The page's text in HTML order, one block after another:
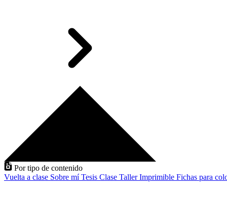
Por tipo de contenido
Vuelta a clase Sobre míTesis Clase TallerImprimible Fichas para